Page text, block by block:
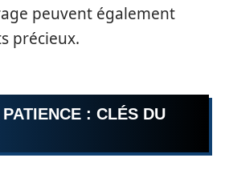
peuvent également
précieux.
: CLÉS DU